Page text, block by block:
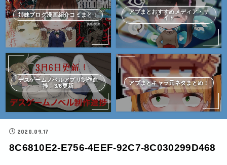
姉妹ブログ漫画紹介コミまと！
アプまとおすすめメディア・サ
イト
デスゲームノベルアプリ制作進
捗 3/6更新
アプまとキャラ元ネタまとめ！
2020.09.17
8C6810E2-E756-4EEF-92C7-8C030299D468